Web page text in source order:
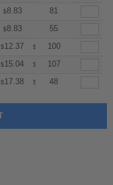
$8.83 8.6881
$8.83 8.6855
$12.37 $ 12.15
100
$15.04 $ 14.77
107
$17.38 $ 17.08
48